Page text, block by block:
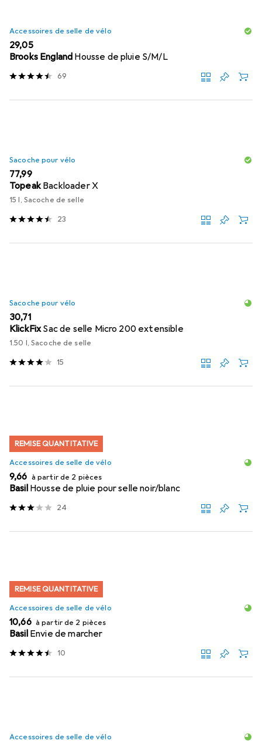
Accessoires de selle de vélo
EUR
29,05
Brooks England Housse de pluie S/M/L
69
Sacoche pour vélo
EUR
77,99
Topeak Backloader X
15 l, Sacoche de selle
23
Sacoche pour vélo
EUR
30,71
KlickFixSac de selle Micro 200 extensible
1.50 l, Sacoche de selle
15
REMISE QUANTITATIVE
Accessoires de selle de vélo
EUR
9,66 à partir de 2 pièces
Basil Housse de pluie pour selle noir/blanc
24
REMISE QUANTITATIVE
Accessoires de selle de vélo
EUR
10,66 à partir de 2 pièces
Basil Envie de marcher
10
Accessoires de selle de vélo